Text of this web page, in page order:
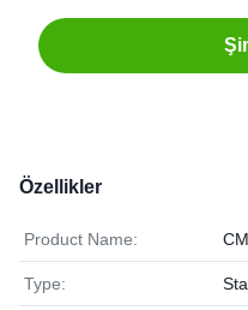
Özellikler
Product Name:
Type: